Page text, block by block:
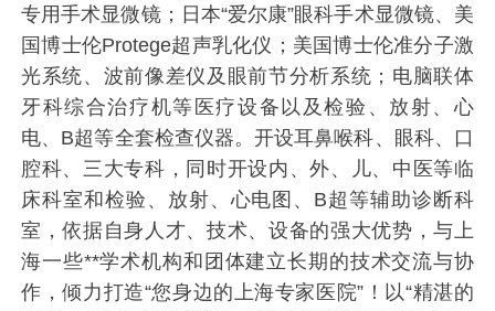
专用手术显微镜；日本“爱尔康”眼科手术显微镜、美
国博士伦Protege超声乳化仪；美国博士伦准分子激
光系统、波前像差仪及眼前节分析系统；电脑联体
牙科综合治疗机等医疗设备以及检验、放射、心
电、B超等全套检查仪器。开设耳鼻喉科、眼科、口
腔科、三大专科，同时开设内、外、儿、中医等临
床科室和检验、放射、心电图、B超等辅助诊断科
室，依据自身人才、技术、设备的强大优势，与上
海一些**学术机构和团体建立长期的技术交流与协
作，倾力打造“您身边的上海专家医院”！以“精湛的